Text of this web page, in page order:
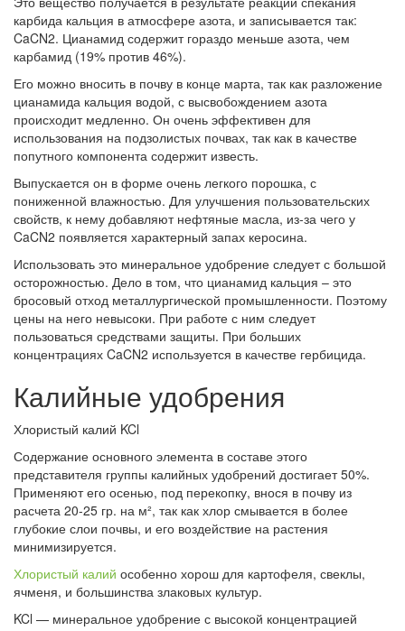
карбида кальция в атмосфере азота, и записывается так:
CaCN2. Цианамид содержит гораздо меньше азота, чем
карбамид (19% против 46%).
Его можно вносить в почву в конце марта, так как разложение
цианамида кальция водой, с высвобождением азота
происходит медленно. Он очень эффективен для
использования на подзолистых почвах, так как в качестве
попутного компонента содержит известь.
Выпускается он в форме очень легкого порошка, с
пониженной влажностью. Для улучшения пользовательских
свойств, к нему добавляют нефтяные масла, из-за чего у
CaCN2 появляется характерный запах керосина.
Использовать это минеральное удобрение следует с большой
осторожностью. Дело в том, что цианамид кальция – это
бросовый отход металлургической промышленности. Поэтому
цены на него невысоки. При работе с ним следует
пользоваться средствами защиты. При больших
концентрациях CaCN2 используется в качестве гербицида.
Калийные удобрения
Хлористый калий KCl
Содержание основного элемента в составе этого
представителя группы калийных удобрений достигает 50%.
Применяют его осенью, под перекопку, внося в почву из
расчета 20-25 гр. на м², так как хлор смывается в более
глубокие слои почвы, и его воздействие на растения
минимизируется.
Хлористый калий особенно хорош для картофеля, свеклы,
ячменя, и большинства злаковых культур.
KCl — минеральное удобрение с высокой концентрацией